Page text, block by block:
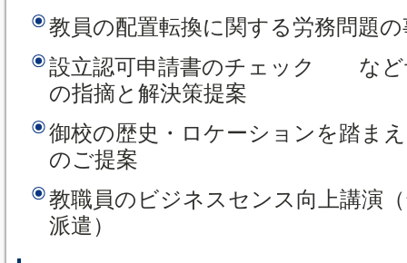
教員の配置転換に関する労務問題
設立認可申請書のチェック など
の指摘と解決策提案
御校の歴史・ロケーションを踏ま
のご提案
教職員のビジネスセンス向上講演
派遣）